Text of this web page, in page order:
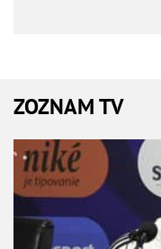
ZOZNAM TV